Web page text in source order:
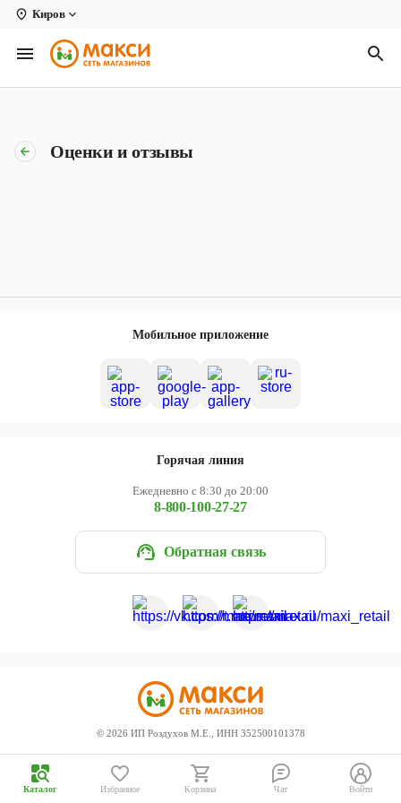
Киров
Вологда
Архангельск
Киров
Новодвинск
Оценки и отзывы
Мобильное приложение
Горячая линия
Ежедневно с 8:30 до 20:00
8-800-100-27-27
Обратная связь
© 2026 ИП Роздухов М.Е., ИНН 352500101378
Каталог Избранное Корзина Чат Войти